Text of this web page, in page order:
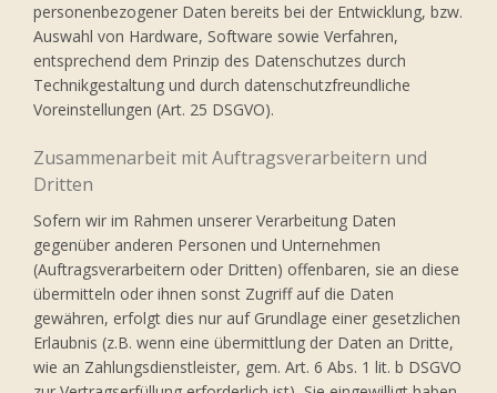
personenbezogener Daten bereits bei der Entwicklung, bzw.
Auswahl von Hardware, Software sowie Verfahren,
entsprechend dem Prinzip des Datenschutzes durch
Technikgestaltung und durch datenschutzfreundliche
Voreinstellungen (Art. 25 DSGVO).
Zusammenarbeit mit Auftragsverarbeitern und
Dritten
Sofern wir im Rahmen unserer Verarbeitung Daten
gegenüber anderen Personen und Unternehmen
(Auftragsverarbeitern oder Dritten) offenbaren, sie an diese
übermitteln oder ihnen sonst Zugriff auf die Daten
gewähren, erfolgt dies nur auf Grundlage einer gesetzlichen
Erlaubnis (z.B. wenn eine übermittlung der Daten an Dritte,
wie an Zahlungsdienstleister, gem. Art. 6 Abs. 1 lit. b DSGVO